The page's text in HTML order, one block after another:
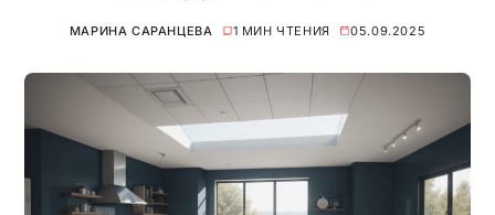
МАРИНА САРАНЦЕВА 1 МИН ЧТЕНИЯ 05.09.2025